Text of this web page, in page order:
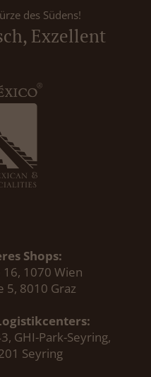
des Südens!
Exzellent
Shops:
1070 Wien
5, 8010 Graz
GHI-Park-Seyring,
Seyring